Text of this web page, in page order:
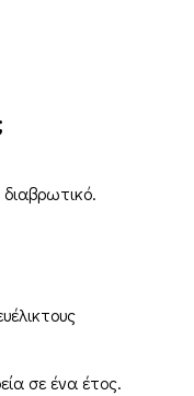
σε ένα έτος.